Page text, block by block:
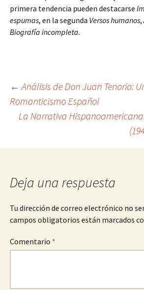
primera tendencia pueden destacarse
espumas, en la segunda Versos humanos,
Biografía incompleta.
Navegación
de
entradas
← Análisis de Don Juan Tenorio:
Romanticismo Español
La Narrativa
Deja una respuesta
Tu dirección de correo electrónico no
campos obligatorios están marcados
Comentario *